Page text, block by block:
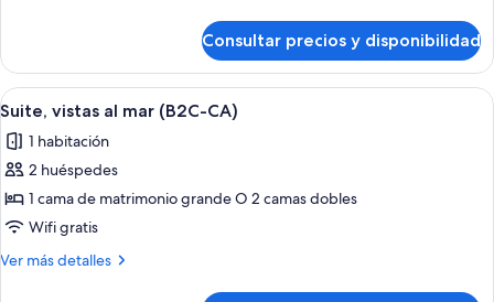
al
mar
(B2C-
CA)
doble,
habitaciones
comunicadas,
al
mar
CA)
Consultar precios y disponibilidad
Abrir
todas
las
fotos
de
Suite,
vistas
Una habitación de hotel con cama,
3
Suite, vistas al mar (B2C-CA)
1 habitación
2 huéspedes
1 cama de matrimonio grande O 2 camas dobles
Wifi gratis
Ver más detalles
Más